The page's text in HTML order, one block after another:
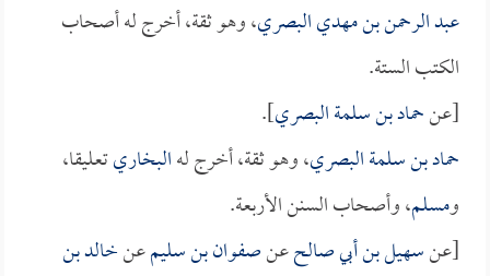
عبد الرحمن بن مهدي البصري، وهو ثقة، أخرج له أصحاب
الكتب الستة.
[عنحماد بن سلمة البصري].
حماد بن سلمة البصري، وهو ثقة، أخرج لهالبخاريتعليقا،
ومسلم، وأصحاب السنن الأربعة.
[عنسهيل بن أبي صالحعنصفوان بن سليمعنخالد بن